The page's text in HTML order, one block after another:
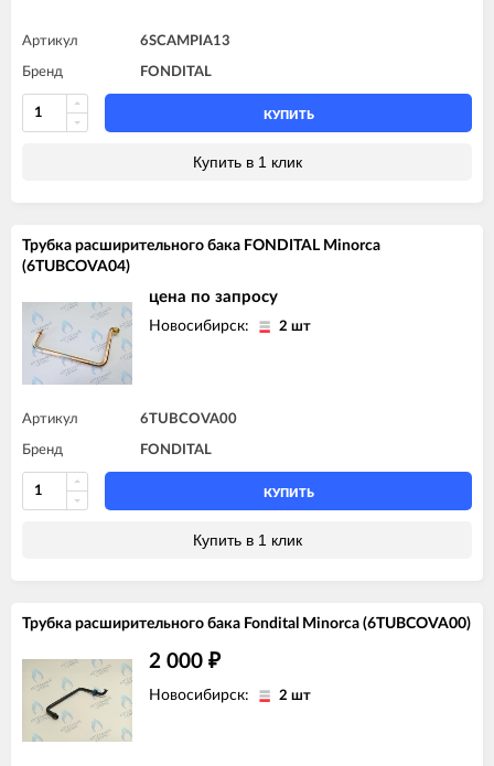
Артикул 6SCAMPIA13
Бренд FONDITAL
КУПИТЬ
Купить в 1 клик
Трубка расширительного бака FONDITAL Minorca
(6TUBCOVA04)
цена по запросу
Новосибирск: 2 шт
Артикул 6TUBCOVA00
Бренд FONDITAL
КУПИТЬ
Купить в 1 клик
Трубка расширительного бака Fondital Minorca (6TUBCOVA00)
2 000 ₽
Новосибирск: 2 шт